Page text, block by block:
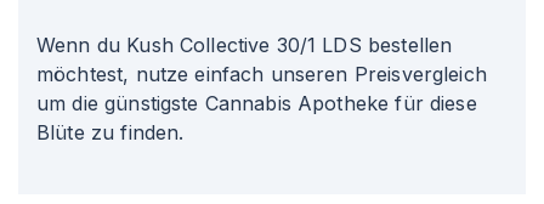
Wenn du Kush Collective 30/1 LDS bestellen
möchtest, nutze einfach unseren Preisvergleich
um die günstigste Cannabis Apotheke für diese
Blüte zu finden.